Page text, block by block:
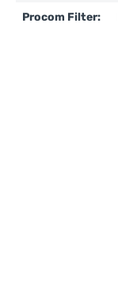
Procom Filter: